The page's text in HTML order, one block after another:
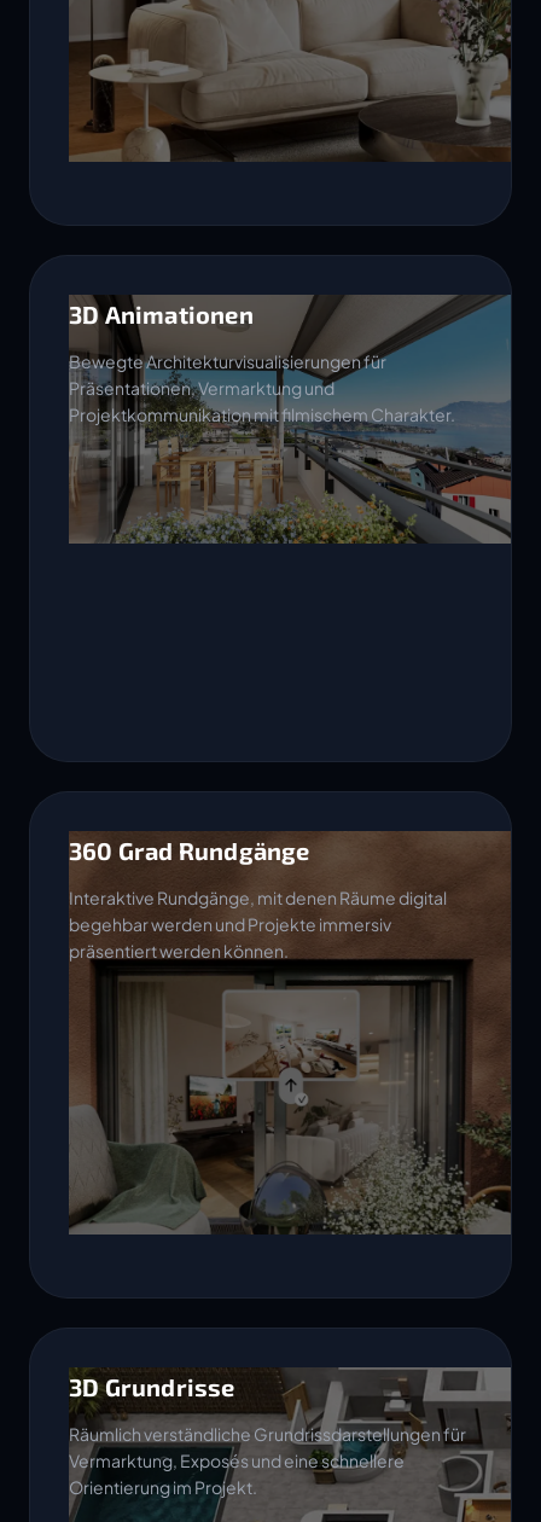
3D Animationen
Bewegte Architekturvisualisierungen für
Präsentationen, Vermarktung und
Projektkommunikation mit filmischem Charakter.
360 Grad Rundgänge
Interaktive Rundgänge, mit denen Räume digital
begehbar werden und Projekte immersiv
präsentiert werden können.
3D Grundrisse
Räumlich verständliche Grundrissdarstellungen für
Vermarktung, Exposés und eine schnellere
Orientierung im Projekt.